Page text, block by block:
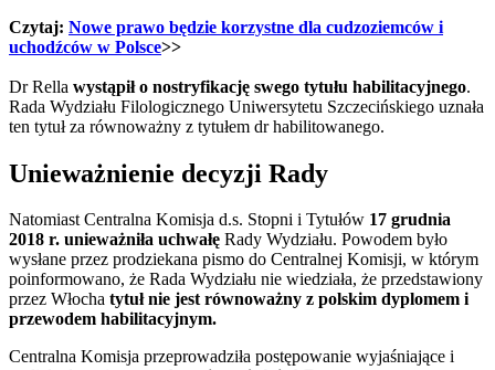
Czytaj: Nowe prawo będzie korzystne dla cudzoziemców i
uchodźców w Polsce>>
Dr Rella wystąpił o nostryfikację swego tytułu habilitacyjnego.
Rada Wydziału Filologicznego Uniwersytetu Szczecińskiego uznała
ten tytuł za równoważny z tytułem dr habilitowanego.
Unieważnienie decyzji Rady
Natomiast Centralna Komisja d.s. Stopni i Tytułów 17 grudnia
2018 r. unieważniła uchwałę Rady Wydziału. Powodem było
wysłane przez prodziekana pismo do Centralnej Komisji, w którym
poinformowano, że Rada Wydziału nie wiedziała, że przedstawiony
przez Włocha tytuł nie jest równoważny z polskim dyplomem i
przewodem habilitacyjnym.
Centralna Komisja przeprowadziła postępowanie wyjaśniające i